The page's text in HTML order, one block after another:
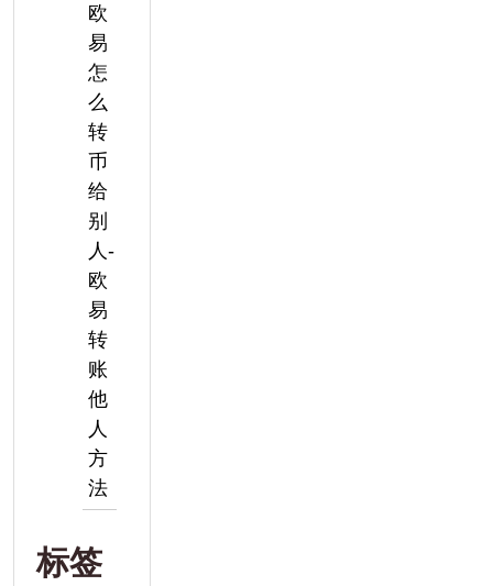
欧
易
怎
么
转
币
给
别
人-
欧
易
转
账
他
人
方
法
标签